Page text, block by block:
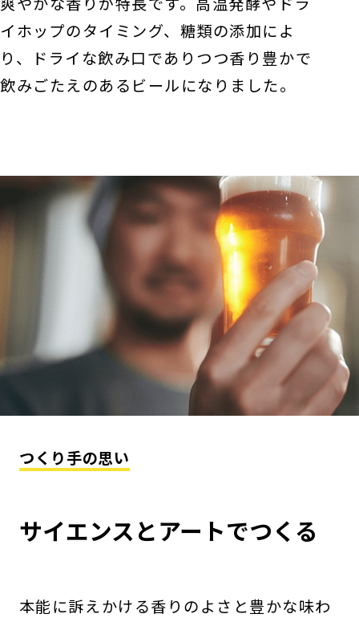
イホップのタイミング、糖類の添加によ
り、ドライな飲み口でありつつ香り豊かで
飲みごたえのあるビールになりました。
つくり手の思い
サイエンスとアートでつくる
本能に訴えかける香りのよさと豊かな味わ